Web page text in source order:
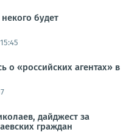
будет
о «российских агентах» в
дайджест за
граждан